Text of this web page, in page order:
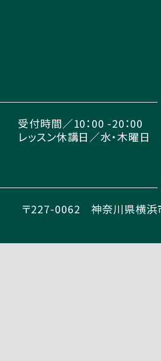
受付時間／10：00 -20：00
レッスン休講日／水・木曜日
〒227-0062 神奈川県横